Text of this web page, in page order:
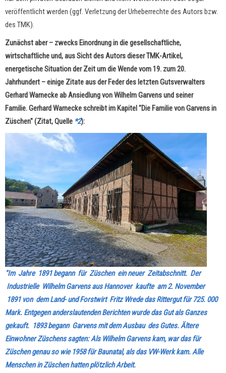
veröffentlicht werden (ggf. Verletzung der Urheberrechte des Autors bzw.
des TMK).
Zunächst aber – zwecks Einordnung in die gesellschaftliche,
wirtschaftliche und, aus Sicht des Autors dieser TMK-Artikel,
energetische Situation der Zeit um die Wende vom 19. zum 20.
Jahrhundert – einige Zitate aus der Feder des letzten Gutsverwalters
Gerhard Warnecke ab Ansiedlung von Wilhelm Garvens und seiner
Familie. Gerhard Warnecke schreibt im Kapitel "Die Familie von Garvens in
Züschen" (Zitat, Quelle *2):
"Im Jahre 1891 begann für Züschen ein neuer Zeitabschnitt. Der
Industrielle Wilhelm Garvens aus Hannover kaufte am 2. November
1891 von dem Land- und Forstwirt Fritz Wrede das Rittergut für 725. 000
Mark. Entgegen anderslautenden Berichten wurde das Gut als Ganzes
gekauft. 1893 begann Garvens mit dem Ausbau des Gutes. Ältere
Einwohner Züschens sagten: Als Wilhelm Garvens kam, war das für
Züschen genau so wie 1958 für Baunatal, als das VW-Werk kam. Alle
Menschen in Züschen hatten plötzlich Arbeit.